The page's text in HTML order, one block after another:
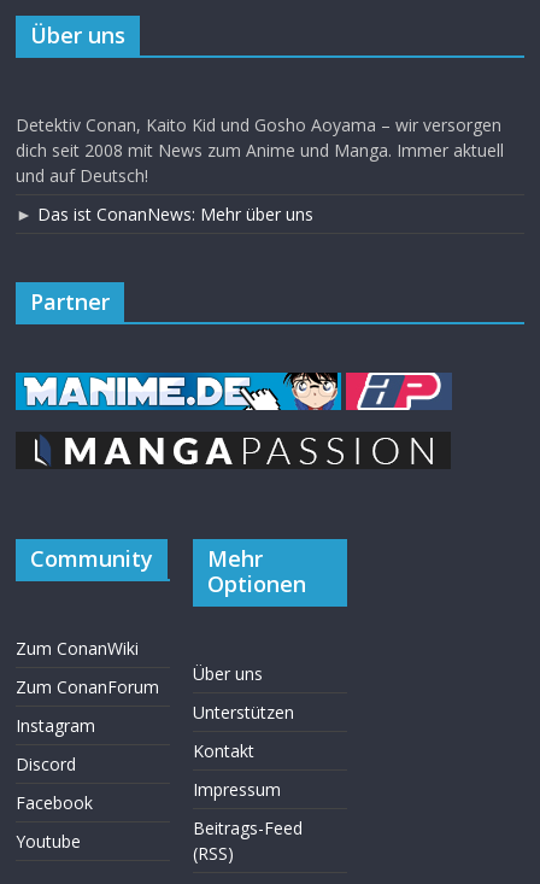
Über uns
Detektiv Conan, Kaito Kid und Gosho Aoyama – wir versorgen
dich seit 2008 mit News zum Anime und Manga. Immer aktuell
und auf Deutsch!
► Das ist ConanNews: Mehr über uns
Partner
Community
Zum ConanWiki
Zum ConanForum
Instagram
Discord
Facebook
Youtube
Mehr
Optionen
Über uns
Unterstützen
Kontakt
Impressum
Beitrags-Feed
(RSS)